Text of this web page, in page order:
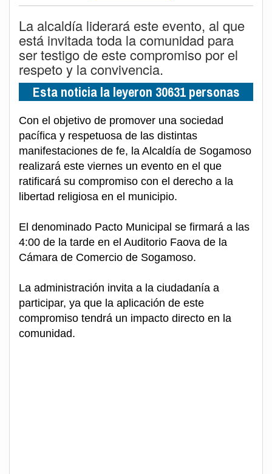
La alcaldía liderará este evento, al que
está invitada toda la comunidad para
ser testigo de este compromiso por el
respeto y la convivencia.
Esta noticia la leyeron 30631 personas
Con el objetivo de promover una sociedad
pacífica y respetuosa de las distintas
manifestaciones de fe, la Alcaldía de Sogamoso
realizará este viernes un evento en el que
ratificará su compromiso con el derecho a la
libertad religiosa en el municipio.
El denominado Pacto Municipal se firmará a las
4:00 de la tarde en el Auditorio Faova de la
Cámara de Comercio de Sogamoso.
La administración invita a la ciudadanía a
participar, ya que la aplicación de este
compromiso tendrá un impacto directo en la
comunidad.